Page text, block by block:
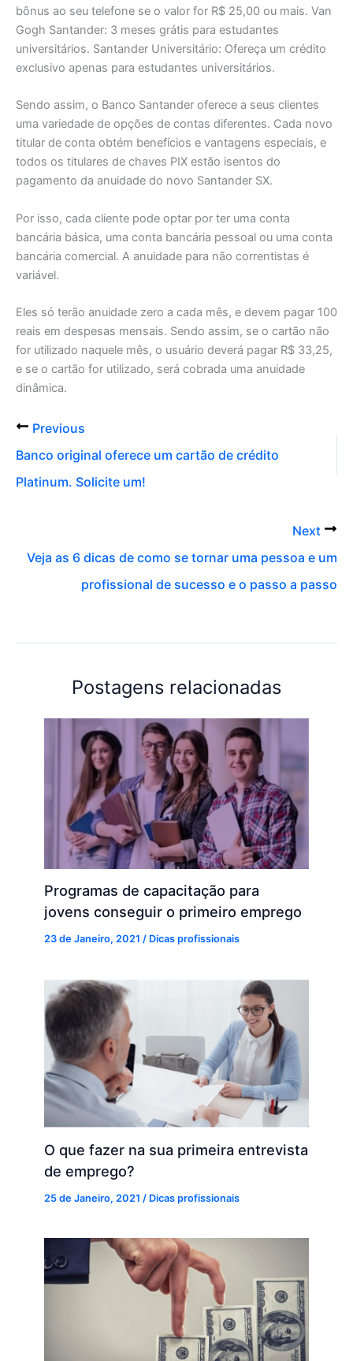
bônus ao seu telefone se o valor for R$ 25,00 ou mais. Van
Gogh Santander: 3 meses grátis para estudantes
universitários. Santander Universitário: Ofereça um crédito
exclusivo apenas para estudantes universitários.
Sendo assim, o Banco Santander oferece a seus clientes
uma variedade de opções de contas diferentes. Cada novo
titular de conta obtém benefícios e vantagens especiais, e
todos os titulares de chaves PIX estão isentos do
pagamento da anuidade do novo Santander SX.
Por isso, cada cliente pode optar por ter uma conta
bancária básica, uma conta bancária pessoal ou uma conta
bancária comercial. A anuidade para não correntistas é
variável.
Eles só terão anuidade zero a cada mês, e devem pagar 100
reais em despesas mensais. Sendo assim, se o cartão não
for utilizado naquele mês, o usuário deverá pagar R$ 33,25,
e se o cartão for utilizado, será cobrada uma anuidade
dinâmica.
Previous
Banco original oferece um cartão de crédito
Platinum. Solicite um!
Next
Veja as 6 dicas de como se tornar uma pessoa e um
profissional de sucesso e o passo a passo
Postagens relacionadas
Programas de capacitação para
jovens conseguir o primeiro emprego
23 de Janeiro, 2021/ Dicas profissionais
O que fazer na sua primeira entrevista
de emprego?
25 de Janeiro, 2021/ Dicas profissionais